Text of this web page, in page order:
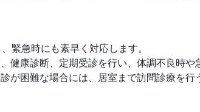
緊急時にも素早く対応します。
健康診断、定期受診を行い、体調不良時や
が困難な場合には、居室まで訪問診療を行